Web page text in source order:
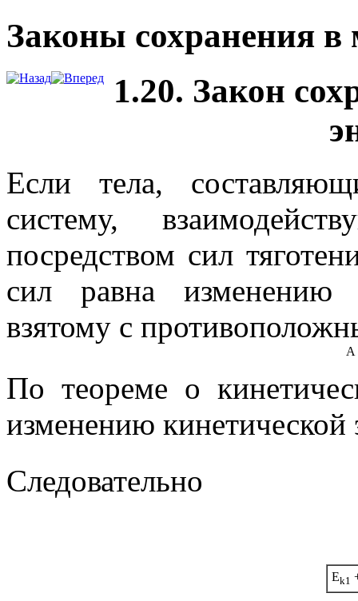
Законы сохранения в
1.20. Закон
Если тела,
систему,
посредством сил
сил равна
взятому с
A
По теореме о
изменению кинетической
Следовательно
Ek1